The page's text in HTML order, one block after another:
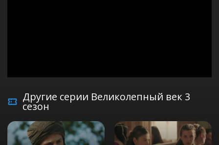
Другие серии Великолепный век 3
сезон